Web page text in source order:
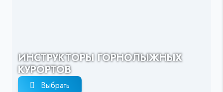
ИНСТРУКТОРЫ ГОРНОЛЫЖНЫХ
КУРОРТОВ
Выбрать